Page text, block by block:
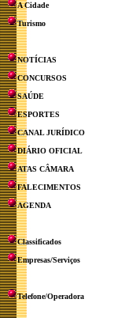
A Cidade
Turismo
NOTÍCIAS
CONCURSOS
SAÚDE
ESPORTES
CANAL JURÍDICO
DIÁRIO OFICIAL
ATAS CÂMARA
FALECIMENTOS
AGENDA
Classificados
Empresas/Serviços
Telefone/Operadora